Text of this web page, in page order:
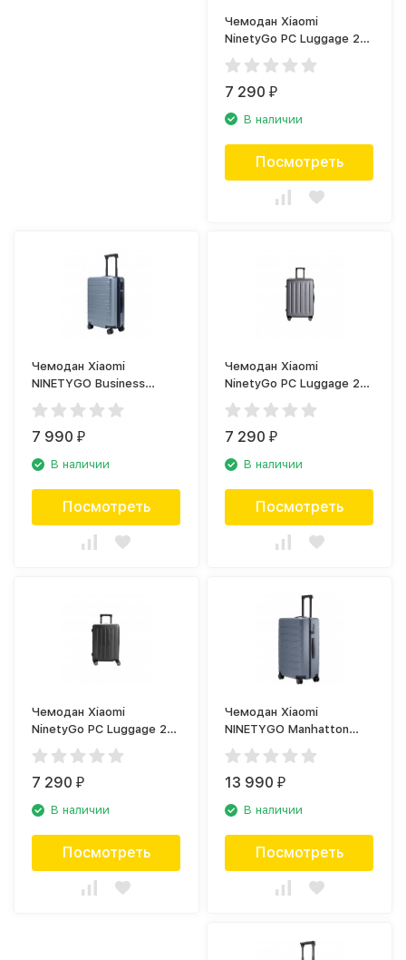
Чемодан Xiaomi
NinetyGo PC Luggage 20,
красный
7 290₽
В наличии
Посмотреть
Чемодан Xiaomi
NINETYGO Business
Travel Luggage 20,
голубой
7 990₽
В наличии
Посмотреть
Чемодан Xiaomi
NinetyGo PC Luggage 20,
тёмно-серый
7 290₽
В наличии
Посмотреть
Чемодан Xiaomi
NinetyGo PC Luggage 20,
чёрный
7 290₽
В наличии
Посмотреть
Чемодан Xiaomi
NINETYGO Manhatton
luggage-zipper 24,
серый
13 990₽
В наличии
Посмотреть